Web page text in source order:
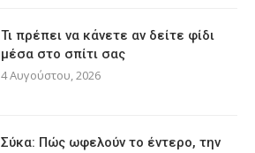
Τι πρέπει να κάνετε αν δείτε φίδι
μέσα στο σπίτι σας
4 Αυγούστου, 2026
Σύκα: Πώς ωφελούν το έντερο, την